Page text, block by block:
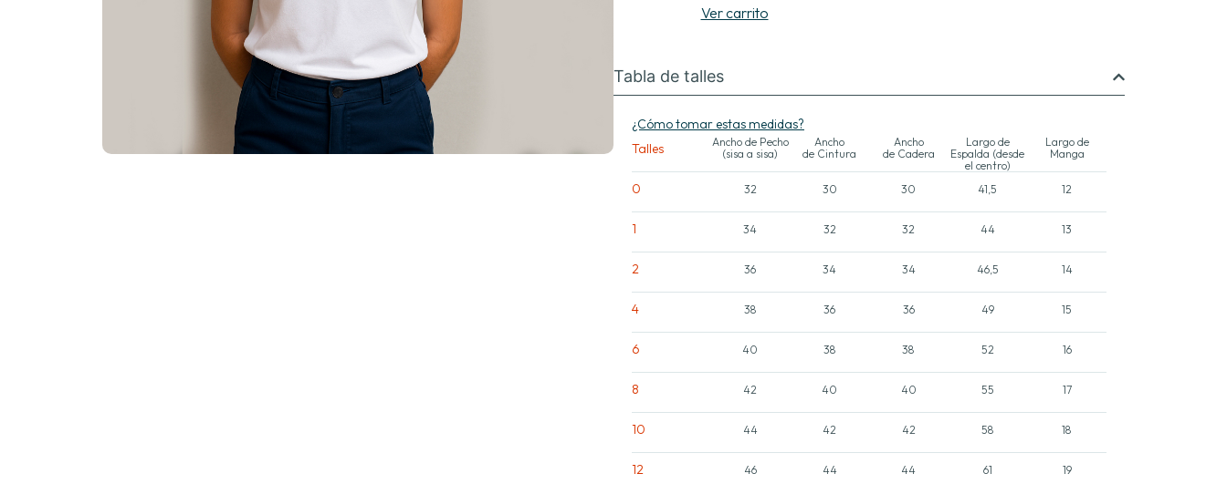
Ver carrito
Tabla de talles
¿Cómo tomar estas medidas?
Talles
Ancho de Pecho
(sisa a sisa)
Ancho
de Cintura
Ancho
de Cadera
Largo de
Espalda (desde
el centro)
Largo de
Manga
0 32 30 30 41,5 12
1 34 32 32 44 13
2 36 34 34 46,5 14
4 38 36 36 49 15
6 40 38 38 52 16
8 42 40 40 55 17
10 44 42 42 58 18
12 46 44 44 61 19